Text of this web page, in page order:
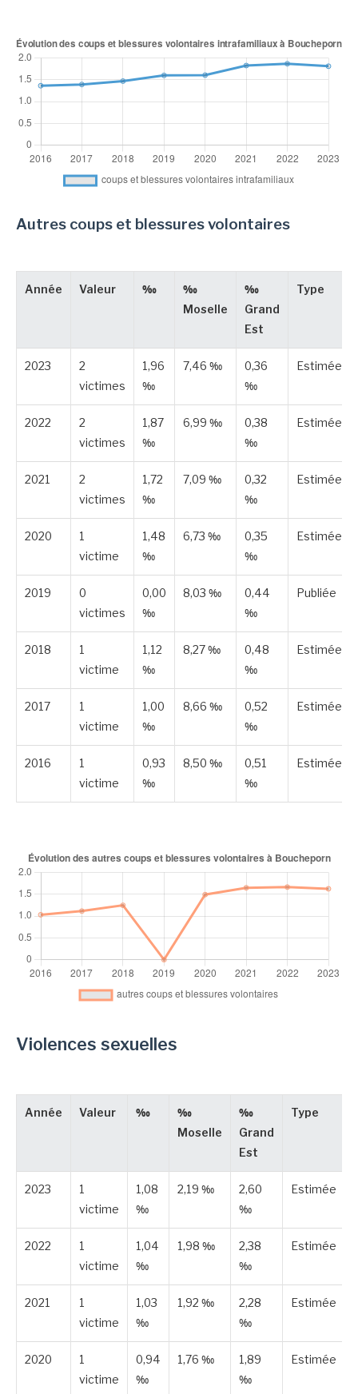
Autres coups et blessures volontaires
Année Valeur ‰
‰
Moselle
‰
Grand
Est
Type
2023
2
victimes
1,96
‰
7,46 ‰
0,36
‰
Estimée
2022
2
victimes
1,87
‰
6,99 ‰
0,38
‰
Estimée
2021
2
victimes
1,72
‰
7,09 ‰
0,32
‰
Estimée
2020
1
victime
1,48
‰
6,73 ‰
0,35
‰
Estimée
2019
0
victimes
0,00
‰
8,03 ‰
0,44
‰
Publiée
2018
1
victime
1,12
‰
8,27 ‰
0,48
‰
Estimée
2017
1
victime
1,00
‰
8,66 ‰
0,52
‰
Estimée
2016
1
victime
0,93
‰
8,50 ‰
0,51
‰
Estimée
Violences sexuelles
Année Valeur ‰
‰
Moselle
‰
Grand
Est
Type
2023
1
victime
1,08
‰
2,19 ‰
2,60
‰
Estimée
2022
1
victime
1,04
‰
1,98 ‰
2,38
‰
Estimée
2021
1
victime
1,03
‰
1,92 ‰
2,28
‰
Estimée
2020
1
victime
0,94
‰
1,76 ‰
1,89
‰
Estimée